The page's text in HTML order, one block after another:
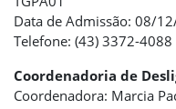
Data de Admissão: 08/
Telefone: (43) 3372-4088
Coordenadoria de
Coordenadora: Marcia